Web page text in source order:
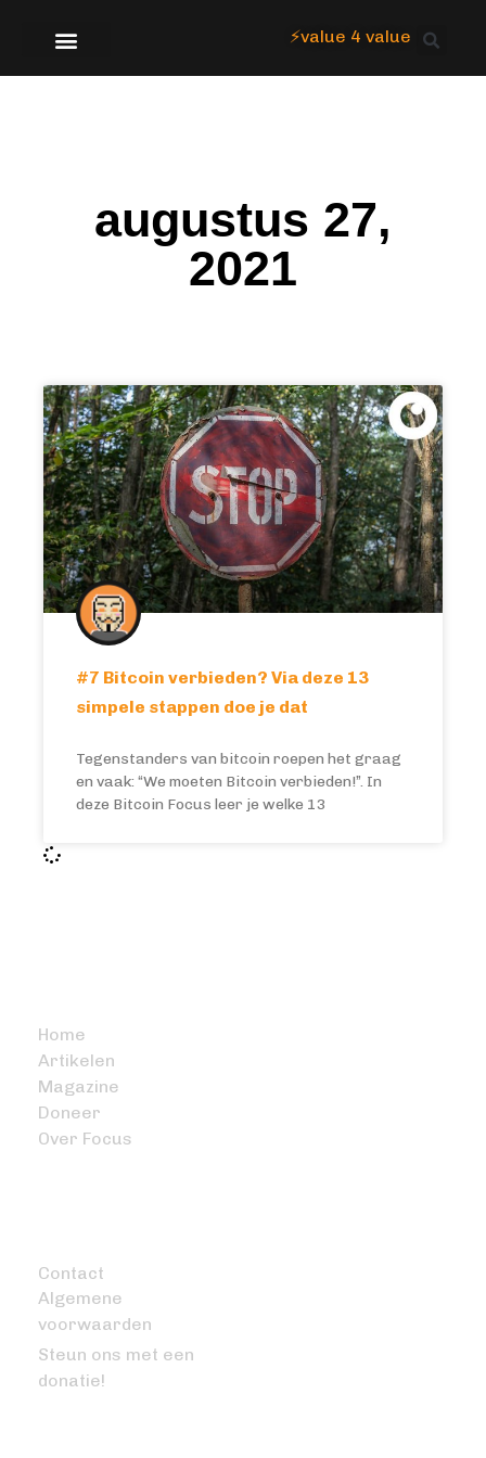
⚡value 4 value
augustus 27,
2021
#7 Bitcoin verbieden? Via deze 13
simpele stappen doe je dat
Tegenstanders van bitcoin roepen het graag
en vaak: “We moeten Bitcoin verbieden!”. In
deze Bitcoin Focus leer je welke 13
Home
Artikelen
Magazine
Doneer
Over Focus
Contact
Algemene
voorwaarden
Steun ons met een
donatie!